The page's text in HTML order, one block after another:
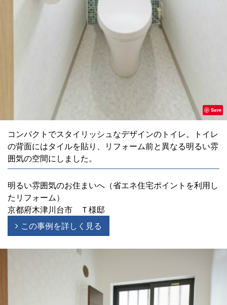
Save
コンパクトでスタイリッシュなデザインのトイレ。トイレ
の背面にはタイルを貼り、リフォーム前と異なる明るい雰
囲気の空間にしました。
明るい雰囲気のお住まいへ（省エネ住宅ポイントを利用し
たリフォーム）
京都府木津川台市 Ｔ様邸
この事例を詳しく見る